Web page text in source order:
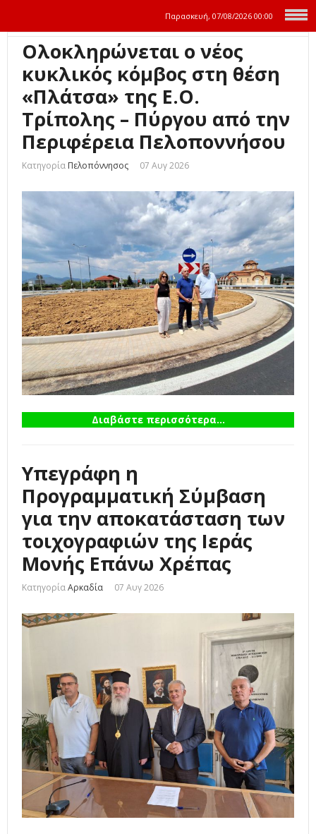
Παρασκευή, 07/08/2026 00:00
Ολοκληρώνεται ο νέος
κυκλικός κόμβος στη θέση
«Πλάτσα» της Ε.Ο.
Τρίπολης – Πύργου από την
Περιφέρεια Πελοποννήσου
Κατηγορία Πελοπόννησος 07 Αυγ 2026
Διαβάστε περισσότερα...
Υπεγράφη η
Προγραμματική Σύμβαση
για την αποκατάσταση των
τοιχογραφιών της Ιεράς
Μονής Επάνω Χρέπας
ΚατηγορίαΑρκαδία 07 Αυγ 2026